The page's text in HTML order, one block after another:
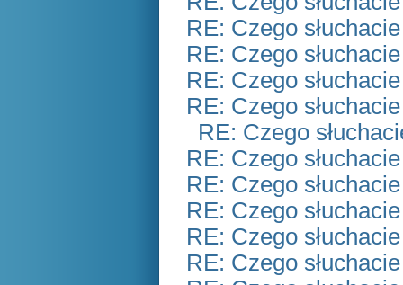
RE: Czego
RE: Czego
RE: Czego
RE: Czego
RE: Czego
RE: Czego
RE: Czego
RE: Czego
RE: Czego
RE: Czego